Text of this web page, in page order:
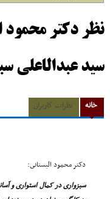
نظر دکتر محمود
سید عبدالاعلی
خانه نظرات کاربران
دکتر محمود البستانى:
سبزوارى در کمال استوارى و